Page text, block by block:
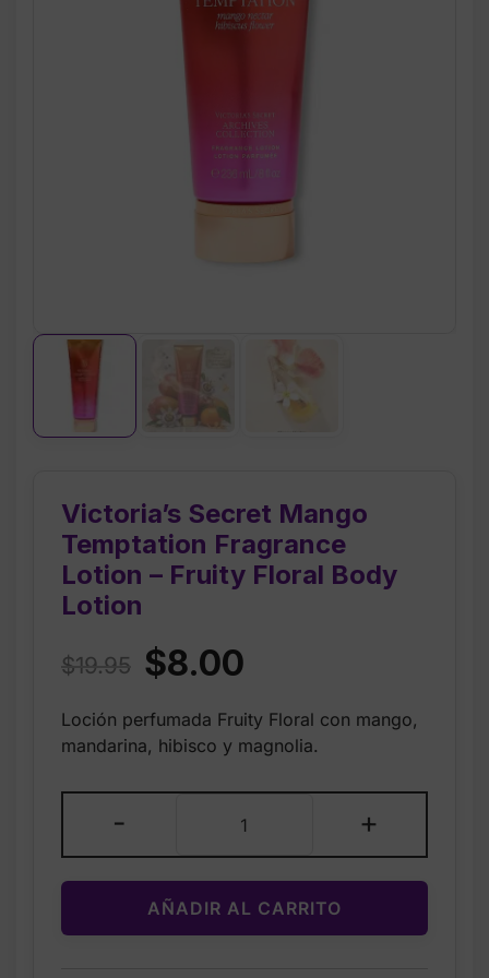
Victoria’s Secret Mango
Temptation Fragrance
Lotion – Fruity Floral Body
Lotion
$19.95 Original
was:
$8.00
is:
Loción perfumada Fruity Floral con mango,
mandarina, hibisco y magnolia.
-
Secret
Mango
Temptation
Fragrance
Lotion
+
AÑADIR AL CARRITO